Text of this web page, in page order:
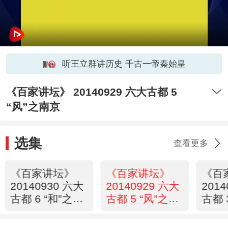
听王立群讲历史 千古一帝秦始皇
《百家讲坛》 20140929 六大古都 5
“风”之南京
选集 查看更多
《百家讲坛》
20140930 六大
古都 6 “和”之北
《百家讲坛》
20140929 六大
古都 5 “风”之南
《
古都